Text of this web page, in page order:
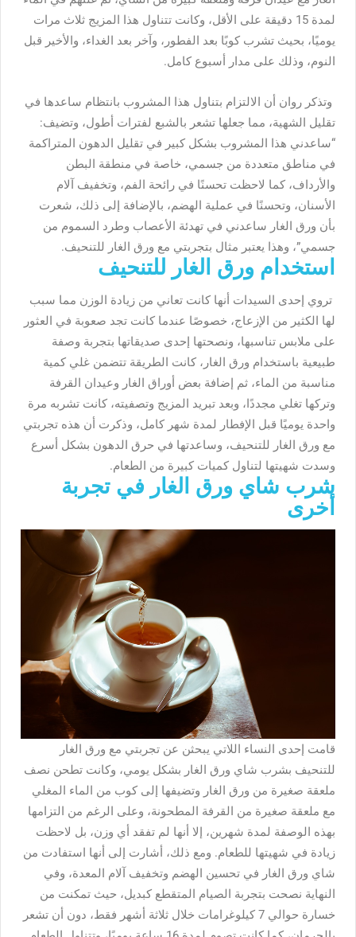
لمدة 15 دقيقة على الأقل، وكانت تتناول هذا المزيج ثلاث مرات
يوميًا، بحيث تشرب كوبًا بعد الفطور، وآخر بعد الغداء، والأخير قبل
النوم، وذلك على مدار أسبوع كامل.
وتذكر روان أن الالتزام بتناول هذا المشروب بانتظام ساعدها في
تقليل الشهية، مما جعلها تشعر بالشبع لفترات أطول، وتضيف:
“ساعدني هذا المشروب بشكل كبير في تقليل الدهون المتراكمة
في مناطق متعددة من جسمي، خاصة في منطقة البطن
والأرداف، كما لاحظت تحسنًا في رائحة الفم، وتخفيف آلام
الأسنان، وتحسنًا في عملية الهضم، بالإضافة إلى ذلك، شعرت
بأن ورق الغار ساعدني في تهدئة الأعصاب وطرد السموم من
جسمي”، وهذا يعتبر مثال بتجربتي مع ورق الغار للتنحيف.
استخدام ورق الغار للتنحيف
تروي إحدى السيدات أنها كانت تعاني من زيادة الوزن مما سبب
لها الكثير من الإزعاج، خصوصًا عندما كانت تجد صعوبة في العثور
على ملابس تناسبها، ونصحتها إحدى صديقاتها بتجربة وصفة
طبيعية باستخدام ورق الغار، كانت الطريقة تتضمن غلي كمية
مناسبة من الماء، ثم إضافة بعض أوراق الغار وعيدان القرفة
وتركها تغلي مجددًا، وبعد تبريد المزيج وتصفيته، كانت تشربه مرة
واحدة يوميًا قبل الإفطار لمدة شهر كامل، وذكرت أن هذه تجربتي
مع ورق الغار للتنحيف، وساعدتها في حرق الدهون بشكل أسرع
وسدت شهيتها لتناول كميات كبيرة من الطعام.
شرب شاي ورق الغار في تجربة
أخرى
قامت إحدى النساء اللاتي يبحثن عن تجربتي مع ورق الغار
للتنحيف بشرب شاي ورق الغار بشكل يومي، وكانت تطحن نصف
ملعقة صغيرة من ورق الغار وتضيفها إلى كوب من الماء المغلي
مع ملعقة صغيرة من القرفة المطحونة، وعلى الرغم من التزامها
بهذه الوصفة لمدة شهرين، إلا أنها لم تفقد أي وزن، بل لاحظت
زيادة في شهيتها للطعام. ومع ذلك، أشارت إلى أنها استفادت من
شاي ورق الغار في تحسين الهضم وتخفيف آلام المعدة، وفي
النهاية نصحت بتجربة الصيام المتقطع كبديل، حيث تمكنت من
خسارة حوالي 7 كيلوغرامات خلال ثلاثة أشهر فقط، دون أن تشعر